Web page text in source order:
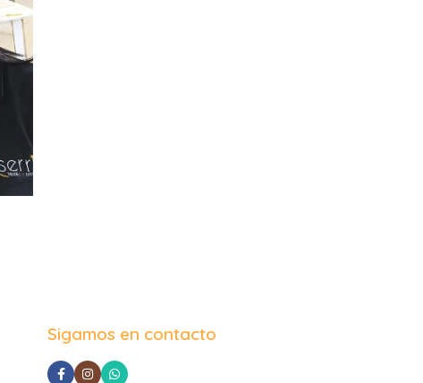
Sigamos en contacto